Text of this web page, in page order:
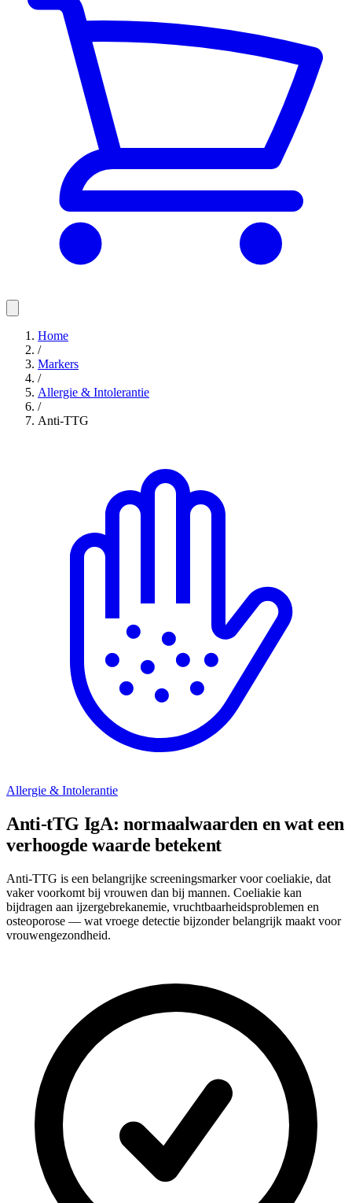
Home
/
Markers
/
Allergie & Intolerantie
/
Anti-TTG
Allergie & Intolerantie
Anti-tTG IgA: normaalwaarden en wat een
verhoogde waarde betekent
Anti-TTG is een belangrijke screeningsmarker voor coeliakie, dat
vaker voorkomt bij vrouwen dan bij mannen. Coeliakie kan
bijdragen aan ijzergebrekanemie, vruchtbaarheidsproblemen en
osteoporose — wat vroege detectie bijzonder belangrijk maakt voor
vrouwengezondheid.